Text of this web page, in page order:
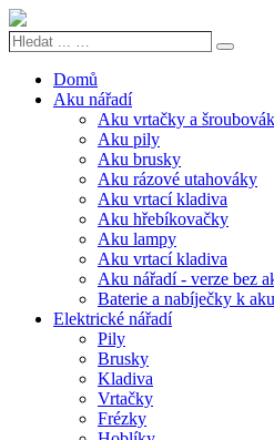
Hledat
Search
Domů
Aku nářadí
Aku vrtačky a
Aku pily
Aku brusky
Aku rázové utahováky
Aku vrtací kladiva
Aku hřebíkovačky
Aku lampy
Aku vrtací kladiva
Aku nářadí - verze bez
Baterie a nabíječky k
Elektrické nářadí
Pily
Brusky
Kladiva
Vrtačky
Frézky